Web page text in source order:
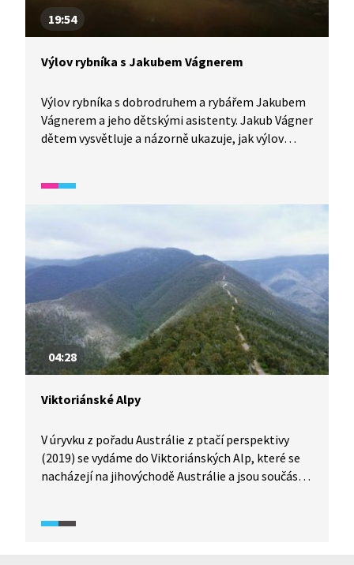
19:54
Výlov rybníka s Jakubem Vágnerem
Výlov rybníka s dobrodruhem a rybářem Jakubem
Vágnerem a jeho dětskými asistenty. Jakub Vágner
dětem vysvětluje a názorně ukazuje, jak výlov
04:28
Viktoriánské Alpy
V úryvku z pořadu Austrálie z ptačí perspektivy
(2019) se vydáme do Viktoriánských Alp, které se
nacházejí na jihovýchodě Austrálie a jsou součástí
Bluff nebo návštěva přehradní nádrže, která